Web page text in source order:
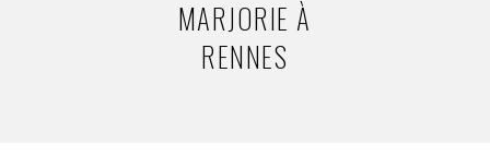
MARJORIE À
RENNES